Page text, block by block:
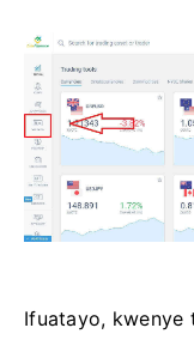
Ifuatayo, kwenye